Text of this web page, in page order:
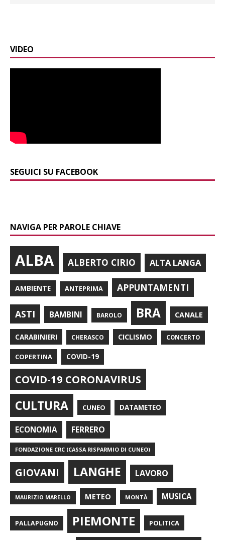
VIDEO
SEGUICI SU FACEBOOK
NAVIGA PER PAROLE CHIAVE
ALBA ALBERTO CIRIO ALTA LANGA
AMBIENTE ANTEPRIMA APPUNTAMENTI
ASTI BAMBINI BAROLO BRA CANALE
CARABINIERI CHERASCO CICLISMO CONCERTO
COPERTINA COVID-19
COVID-19 CORONAVIRUS
CULTURA CUNEO DATAMETEO
ECONOMIA FERRERO
FONDAZIONE CRC (CASSA RISPARMIO DI CUNEO)
GIOVANI LANGHE LAVORO
MAURIZIO MARELLO METEO MONTÀ MUSICA
PALLAPUGNO PIEMONTE POLITICA